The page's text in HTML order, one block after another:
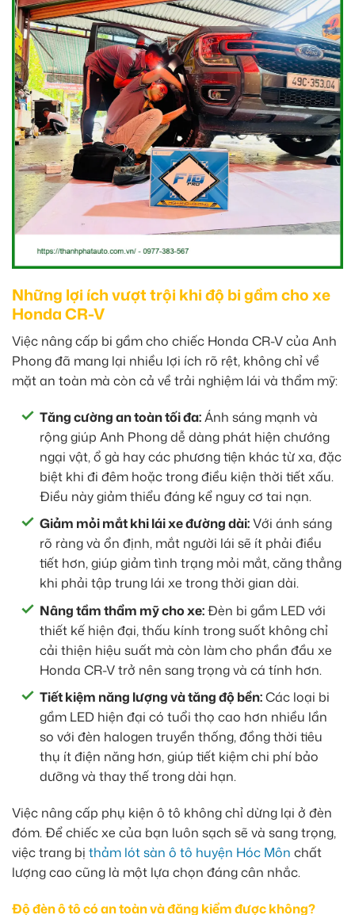
Những lợi ích vượt trội khi độ bi gầm cho xe
Honda CR-V
Việc nâng cấp bi gầm cho chiếc Honda CR-V của Anh
Phong đã mang lại nhiều lợi ích rõ rệt, không chỉ về
mặt an toàn mà còn cả về trải nghiệm lái và thẩm mỹ:
Tăng cường an toàn tối đa:Ánh sáng mạnh và
rộng giúp Anh Phong dễ dàng phát hiện chướng
ngại vật, ổ gà hay các phương tiện khác từ xa, đặc
biệt khi đi đêm hoặc trong điều kiện thời tiết xấu.
Điều này giảm thiểu đáng kể nguy cơ tai nạn.
Giảm mỏi mắt khi lái xe đường dài:Với ánh sáng
rõ ràng và ổn định, mắt người lái sẽ ít phải điều
tiết hơn, giúp giảm tình trạng mỏi mắt, căng thẳng
khi phải tập trung lái xe trong thời gian dài.
Nâng tầm thẩm mỹ cho xe:Đèn bi gầm LED với
thiết kế hiện đại, thấu kính trong suốt không chỉ
cải thiện hiệu suất mà còn làm cho phần đầu xe
Honda CR-V trở nên sang trọng và cá tính hơn.
Tiết kiệm năng lượng và tăng độ bền:Các loại bi
gầm LED hiện đại có tuổi thọ cao hơn nhiều lần
so với đèn halogen truyền thống, đồng thời tiêu
thụ ít điện năng hơn, giúp tiết kiệm chi phí bảo
dưỡng và thay thế trong dài hạn.
Việc nâng cấp phụ kiện ô tô không chỉ dừng lại ở đèn
đóm. Để chiếc xe của bạn luôn sạch sẽ và sang trọng,
việc trang bị thảm lót sàn ô tô huyện Hóc Môn chất
lượng cao cũng là một lựa chọn đáng cân nhắc.
Độ đèn ô tô có an toàn và đăng kiểm được không?